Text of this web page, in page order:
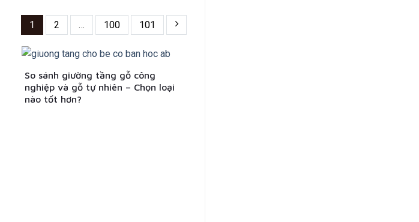
1 2 … 100 101
So sánh giường tầng gỗ công
nghiệp và gỗ tự nhiên – Chọn loại
nào tốt hơn?